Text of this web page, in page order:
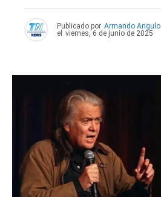
Publicado por Armando Angulo
el viernes, 6 de junio de 2025